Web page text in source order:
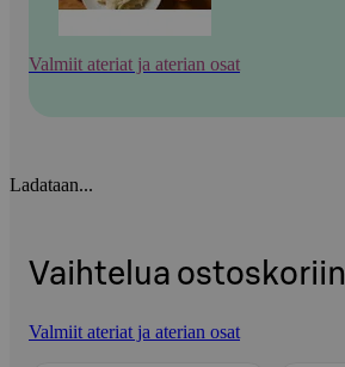
Valmiit ateriat ja aterian osat
Ladataan...
Vaihtelua ostoskoriin
Valmiit ateriat ja aterian osat